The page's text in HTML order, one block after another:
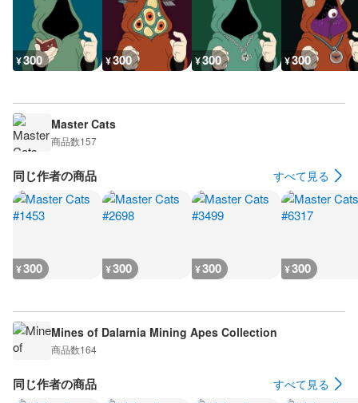
¥300 ¥300 ¥300 ¥300
Master Cats
商品数157
同じ作者の商品 すべて見る
¥300 ¥300 ¥300 ¥300
Mines of Dalarnia Mining Apes Collection
商品数164
同じ作者の商品 すべて見る